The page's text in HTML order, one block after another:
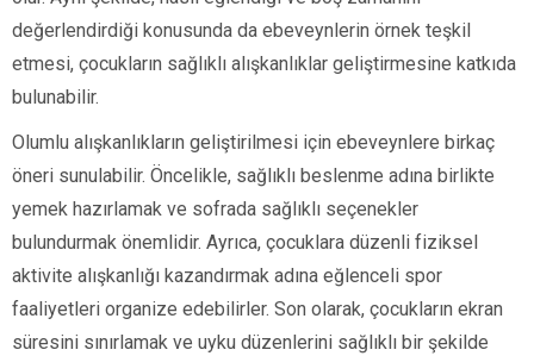
değerlendirdiği konusunda da ebeveynlerin örnek teşkil
etmesi, çocukların sağlıklı alışkanlıklar geliştirmesine katkıda
bulunabilir.
Olumlu alışkanlıkların geliştirilmesi için ebeveynlere birkaç
öneri sunulabilir. Öncelikle, sağlıklı beslenme adına birlikte
yemek hazırlamak ve sofrada sağlıklı seçenekler
bulundurmak önemlidir. Ayrıca, çocuklara düzenli fiziksel
aktivite alışkanlığı kazandırmak adına eğlenceli spor
faaliyetleri organize edebilirler. Son olarak, çocukların ekran
süresini sınırlamak ve uyku düzenlerini sağlıklı bir şekilde